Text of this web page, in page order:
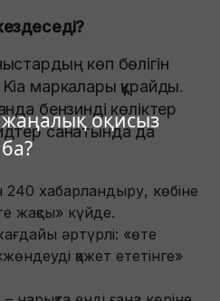
жаңалық оқисыз
ба?
көп бөлігін
маркалары құрайды.
бензинді көліктер
санатында да
хабарландыру, көбіне
жақсы» күйде.
әртүрлі: «өте
қажет ететінге»